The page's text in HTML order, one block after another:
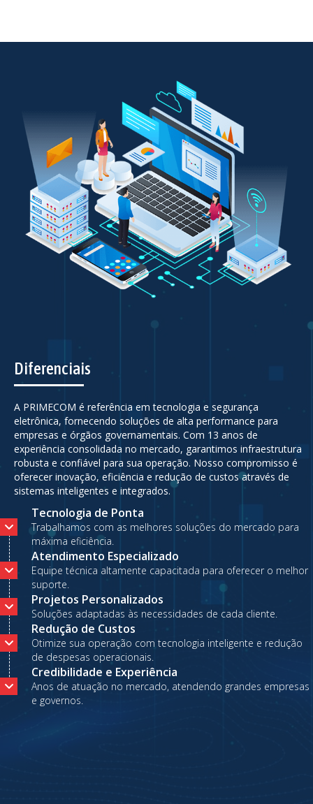
Diferenciais
A PRIMECOM é referência em tecnologia e segurança
eletrônica, fornecendo soluções de alta performance para
empresas e órgãos governamentais. Com 13 anos de
experiência consolidada no mercado, garantimos infraestrutura
robusta e confiável para sua operação. Nosso compromisso é
oferecer inovação, eficiência e redução de custos através de
sistemas inteligentes e integrados.
Tecnologia de Ponta
Trabalhamos com as melhores soluções do mercado para
máxima eficiência.
Atendimento Especializado
Equipe técnica altamente capacitada para oferecer o melhor
suporte.
Projetos Personalizados
Soluções adaptadas às necessidades de cada cliente.
Redução de Custos
Otimize sua operação com tecnologia inteligente e redução
de despesas operacionais.
Credibilidade e Experiência
Anos de atuação no mercado, atendendo grandes empresas
e governos.